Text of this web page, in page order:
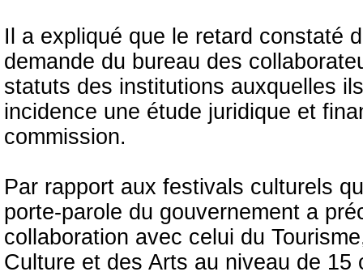
Il a expliqué que le retard constaté
demande du bureau des
statuts des institutions auxquelles
incidence une étude juridique et
commission.
Par rapport aux festivals culturels
porte-parole du gouvernement a
collaboration avec celui du
Culture et des Arts au niveau de 15